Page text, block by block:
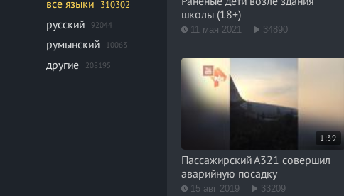
все языки 310302
русский 92044
румынский 10063
другие 208195
школы (18+)
11 мая 2021 34890
1:39
Пассажирский А321 совершил
аварийную посадку
15 авг 2019 33209